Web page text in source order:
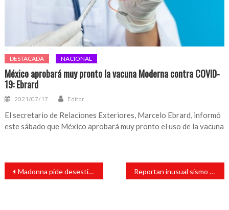
DESTACADA NACIONAL
México aprobará muy pronto la vacuna Moderna contra COVID-
19: Ebrard
2021/07/17 Editor
El secretario de Relaciones Exteriores, Marcelo Ebrard, informó
este sábado que México aprobará muy pronto el uso de la vacuna
Navegación
entradas
Madonna pide desestimar denuncias en su contra por empezar tarde 3 conciertos Reportan inusual sismo en Nueva York; alarma a población